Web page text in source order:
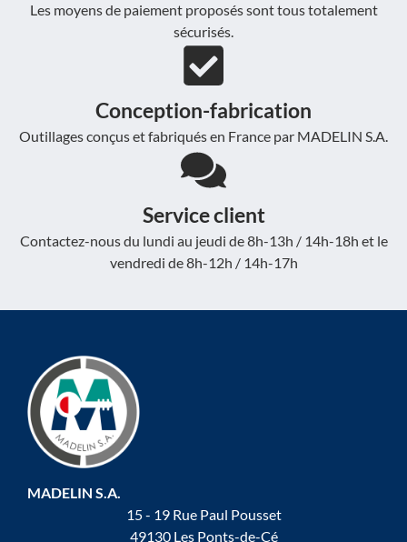
Les moyens de paiement proposés sont tous totalement
sécurisés.
Conception-fabrication
Outillages conçus et fabriqués en France par MADELIN S.A.
Service client
Contactez-nous du lundi au jeudi de 8h-13h / 14h-18h et le
vendredi de 8h-12h / 14h-17h
MADELIN S.A.
15 - 19 Rue Paul Pousset
49130 Les Ponts-de-Cé